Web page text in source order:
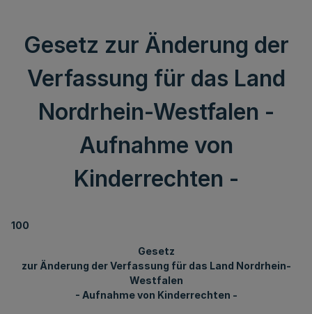
Gesetz zur Änderung der
Verfassung für das Land
Nordrhein-Westfalen -
Aufnahme von
Kinderrechten -
100
Gesetz
zur Änderung der Verfassung für das Land Nordrhein-
Westfalen
- Aufnahme von Kinderrechten -